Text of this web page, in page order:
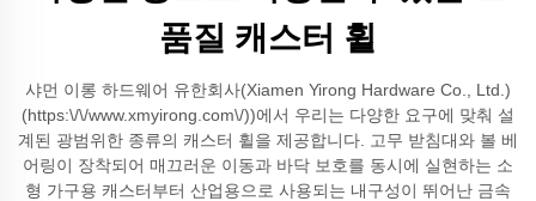
품질 캐스터 휠
샤먼 이롱 하드웨어 유한회사(Xiamen Yirong Hardware Co., Ltd.)
(https:\/\/www.xmyirong.com\/))에서 우리는 다양한 요구에 맞춰 설
계된 광범위한 종류의 캐스터 휠을 제공합니다. 고무 받침대와 볼 베
어링이 장착되어 매끄러운 이동과 바닥 보호를 동시에 실현하는 소
형 가구용 캐스터부터 산업용으로 사용되는 내구성이 뛰어난 금속